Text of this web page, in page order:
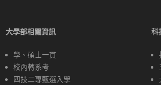
大學部相關資訊
學、碩士一貫
校內轉系考
四技二專甄選入學
科